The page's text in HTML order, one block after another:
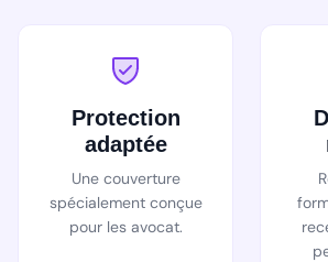
Protection
adaptée
Une couverture
spécialement conçue
pour les avocat.